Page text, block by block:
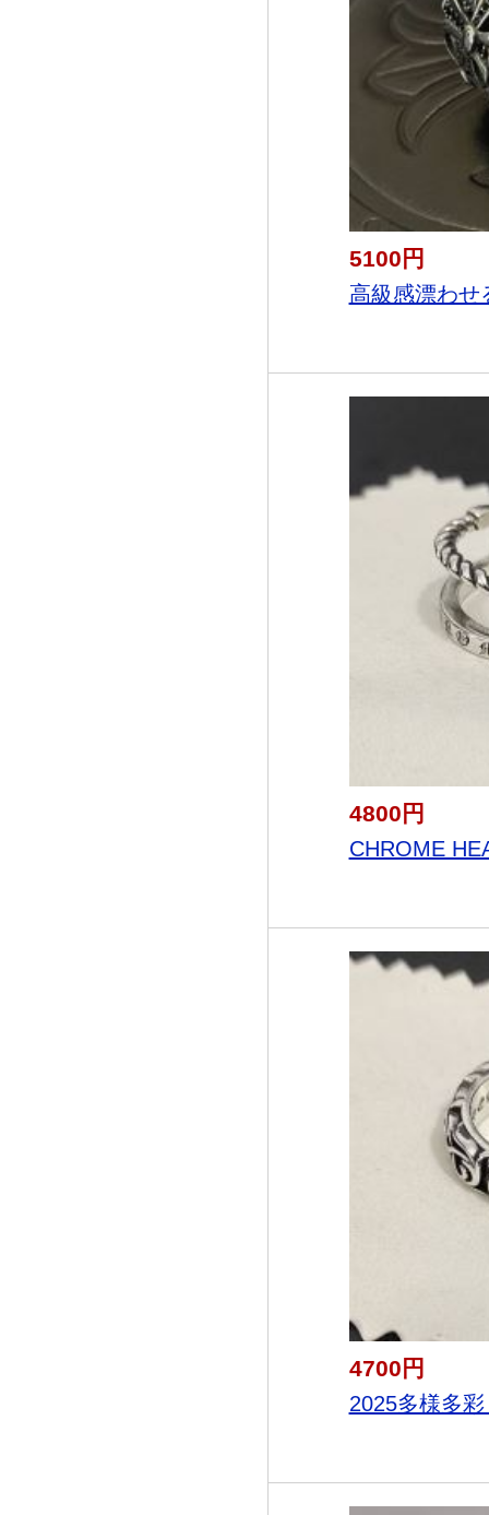
5100円
高級感漂わせ
4800円
CHROME
4700円
2025多様多